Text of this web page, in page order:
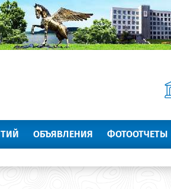
ОБЪЯВЛЕНИЯ ФОТООТЧЕТЫ